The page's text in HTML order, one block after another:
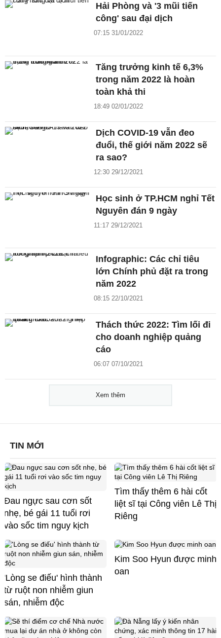
Hải Phòng và '3 mũi tiến
công' sau đại dịch
07:15 31/01/2022
Tăng trưởng kinh tế 6,3%
trong năm 2022 là hoàn
toàn khả thi
18:49 02/01/2022
Dịch COVID-19 vẫn đeo
đuổi, thế giới năm 2022 sẽ
ra sao?
12:30 29/12/2021
Học sinh ở TP.HCM nghỉ Tết
Nguyên đán 9 ngày
11:17 29/12/2021
Infographic: Các chỉ tiêu
lớn Chính phủ đặt ra trong
năm 2022
08:15 22/10/2021
Thách thức 2022: Tìm lối đi
cho doanh nghiệp quảng
cáo
06:07 07/10/2021
Xem thêm
TIN MỚI
Đau ngực sau cơn sốt
nhẹ, bé gái 11 tuổi rơi
vào sốc tim nguy kịch
Tìm thấy thêm 6 hài cốt
liệt sĩ tại Công viên Lê Thị
Riêng
'Lòng se điếu' hình thành
từ ruột non nhiễm giun
sán, nhiễm độc
Kim Soo Hyun được minh
oan